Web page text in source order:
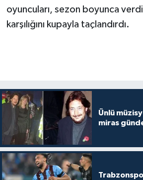
oyuncuları, sezon boyunca
karşılığını kupayla taçlandırdı.
Ünlü
miras